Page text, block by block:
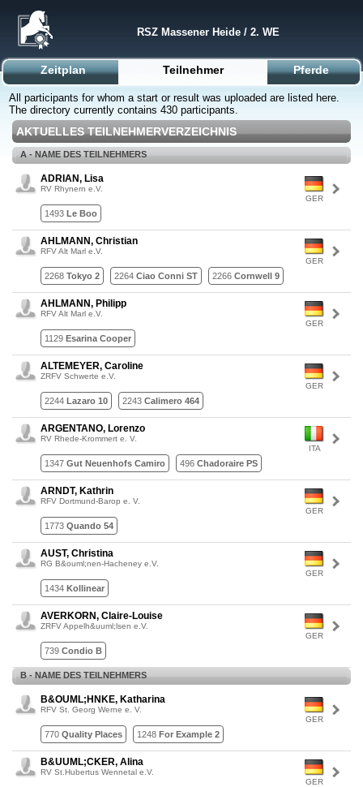
RSZ Massener Heide / 2. WE
Zeitplan Teilnehmer Pferde
All participants for whom a start or result was uploaded are listed here.
The directory currently contains 430 participants.
AKTUELLES TEILNEHMERVERZEICHNIS
A - NAME DES TEILNEHMERS
GER
ADRIAN, Lisa
RV Rhynern e.V.
1493 Le Boo
GER
AHLMANN, Christian
RFV Alt Marl e.V.
2268 Tokyo 2 2264 Ciao Conni ST 2266 Cornwell 9
GER
AHLMANN, Philipp
RFV Alt Marl e.V.
1129 Esarina Cooper
GER
ALTEMEYER, Caroline
ZRFV Schwerte e.V.
2244 Lazaro 10 2243 Calimero 464
ITA
ARGENTANO, Lorenzo
RV Rhede-Krommert e. V.
1347 Gut Neuenhofs Camiro 496 Chadoraire PS
GER
ARNDT, Kathrin
RFV Dortmund-Barop e. V.
1773 Quando 54
GER
AUST, Christina
RG B&ouml;nen-Hacheney e.V.
1434 Kollinear
GER
AVERKORN, Claire-Louise
ZRFV Appelh&uuml;lsen e.V.
739 Condio B
B - NAME DES TEILNEHMERS
GER
B&OUML;HNKE, Katharina
RFV St. Georg Werne e. V.
770 Quality Places 1248 For Example 2
GER
B&UUML;CKER, Alina
RV St.Hubertus Wennetal e.V.